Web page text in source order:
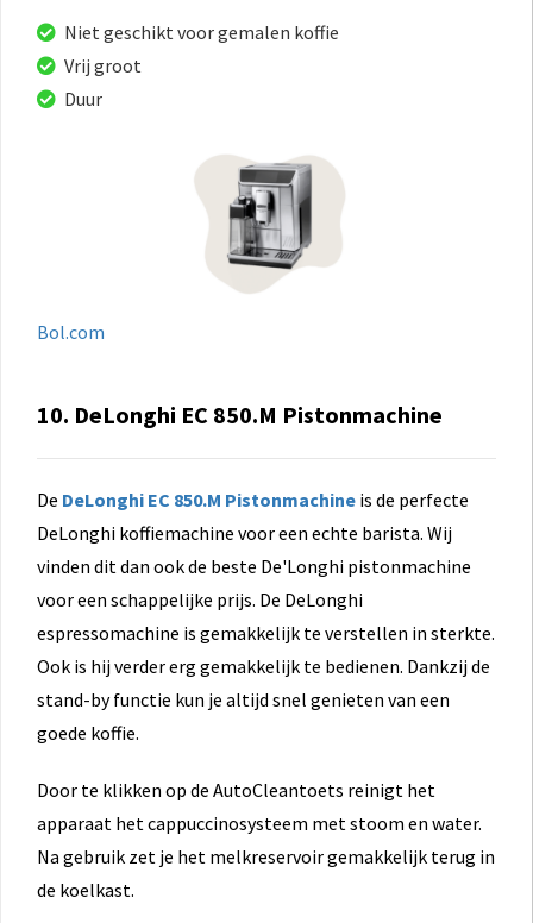
Niet geschikt voor gemalen koffie
Vrij groot
Duur
Bol.com
10. DeLonghi EC 850.M Pistonmachine
De DeLonghi EC 850.M Pistonmachine is de perfecte
DeLonghi koffiemachine voor een echte barista. Wij
vinden dit dan ook de beste De'Longhi pistonmachine
voor een schappelijke prijs. De DeLonghi
espressomachine is gemakkelijk te verstellen in sterkte.
Ook is hij verder erg gemakkelijk te bedienen. Dankzij de
stand-by functie kun je altijd snel genieten van een
goede koffie.
Door te klikken op de AutoCleantoets reinigt het
apparaat het cappuccinosysteem met stoom en water.
Na gebruik zet je het melkreservoir gemakkelijk terug in
de koelkast.